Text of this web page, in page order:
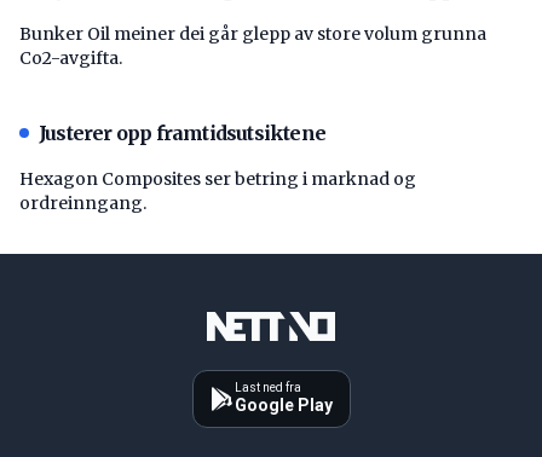
Bunker Oil meiner dei går glepp av store volum grunna
Co2-avgifta.
Justerer opp framtidsutsiktene
Hexagon Composites ser betring i marknad og
ordreinngang.
Last ned fra
Google Play